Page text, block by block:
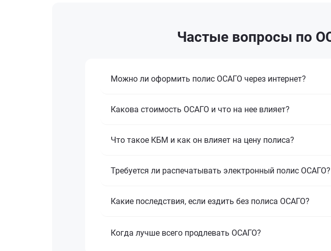
Частые вопросы по
Можно ли оформить полис ОСАГО через интернет?
Какова стоимость ОСАГО и что на нее влияет?
Что такое КБМ и как он влияет на цену полиса?
Требуется ли распечатывать электронный полис ОСАГО?
Какие последствия, если ездить без полиса ОСАГО?
Когда лучше всего продлевать ОСАГО?